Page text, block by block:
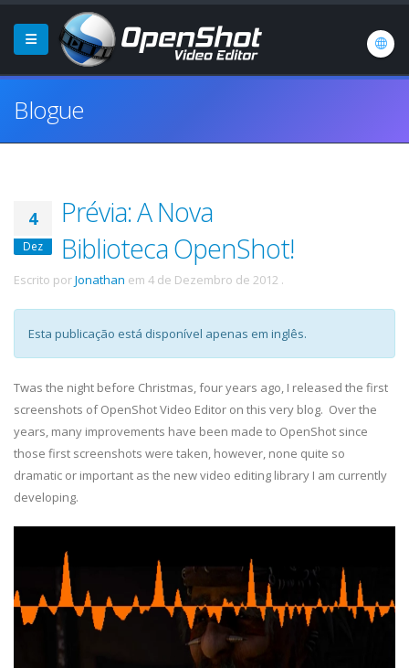
Blogue
4
Dez
Prévia: A Nova
Biblioteca OpenShot!
Escrito porJonathan em 4 de Dezembro de 2012 .
Esta publicação está disponível apenas em inglês.
Twas the night before Christmas, four years ago, I released the first
screenshots of OpenShot Video Editor on this very blog. Over the
years, many improvements have been made to OpenShot since
those first screenshots were taken, however, none quite so
dramatic or important as the new video editing library I am currently
developing.